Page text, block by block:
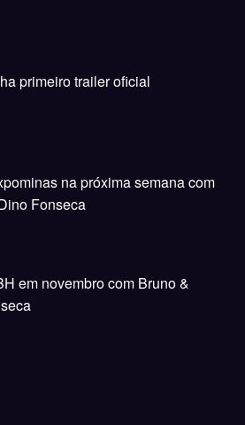
primeiro trailer oficial
na próxima semana com
Fonseca
em novembro com Bruno &